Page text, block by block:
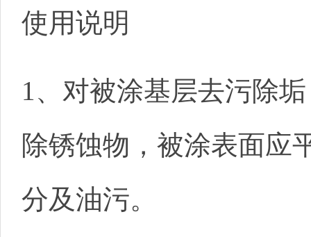
使用说明
1、对被涂基层去污除
除锈蚀物，被涂表面应
分及油污。